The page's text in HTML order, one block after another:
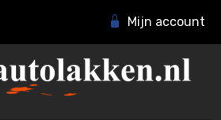
Mijn account